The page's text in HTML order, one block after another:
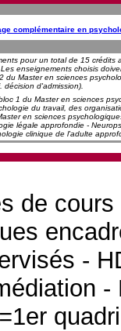
complémentaire en
pour un total de 15
enseignements choisis
du Master en sciences
d'admission).
1 du Master en sciences
du travail, des
en sciences
légale approfondie -
clinique de l'adulte
de
-